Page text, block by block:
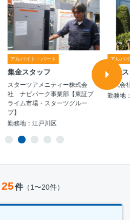
アルバイト・パート
集金スタッフ
スターツアメニティー株式会
社 ナビパーク事業部【東証プ
ライム市場・スターツグルー
プ】
勤務地：江戸川区
アルバ
清掃
株式会
勤務地
25件（1〜20件）